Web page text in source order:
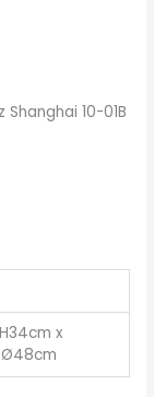
10-01B
x
Ø48cm